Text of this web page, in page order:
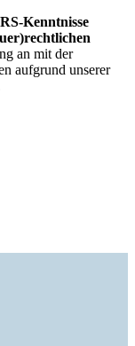
Kenntnisse
an mit der
aufgrund unserer